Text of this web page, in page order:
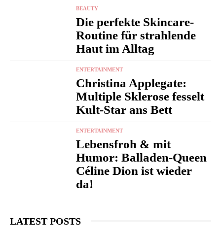
BEAUTY
Die perfekte Skincare-
Routine für strahlende
Haut im Alltag
ENTERTAINMENT
Christina Applegate:
Multiple Sklerose fesselt
Kult-Star ans Bett
ENTERTAINMENT
Lebensfroh & mit
Humor: Balladen-Queen
Céline Dion ist wieder
da!
LATEST POSTS